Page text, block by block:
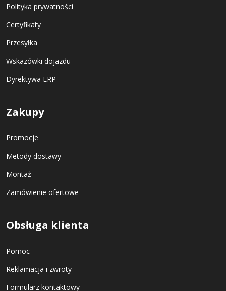
Polityka prywatności
Certyfikaty
Przesyłka
Wskazówki dojazdu
Dyrektywa ERP
Zakupy
Promocje
Metody dostawy
Montaż
Zamówienie ofertowe
Obsługa klienta
Pomoc
Reklamacja i zwroty
Formularz kontaktowy